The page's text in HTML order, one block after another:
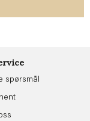
spørsmål